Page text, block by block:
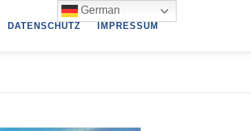
DATENSCHUTZ IMPRESSUM
German